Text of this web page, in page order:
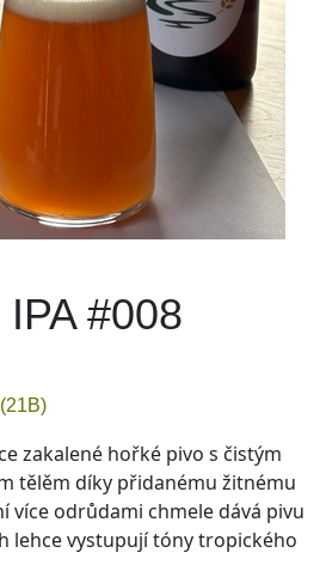
IPA #008
zakalené hořké pivo s čistým
tělěm díky přidanému žitnému
více odrůdami chmele dává pivu
lehce vystupují tóny tropického